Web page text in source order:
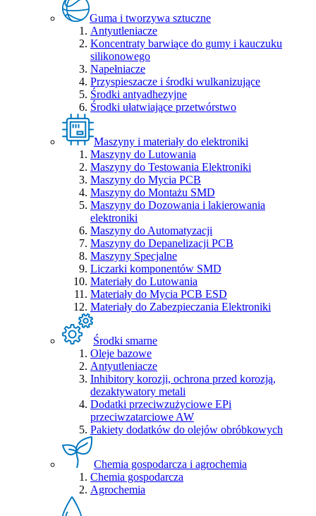
Guma i tworzywa sztuczne
Antyutleniacze
Koncentraty barwiące do gumy i kauczuku
silikonowego
Napełniacze
Przyspieszacze i środki wulkanizujące
Środki antyadhezyjne
Środki ułatwiające przetwórstwo
Maszyny i materiały do elektroniki
Maszyny do Lutowania
Maszyny do Testowania Elektroniki
Maszyny do Mycia PCB
Maszyny do Montażu SMD
Maszyny do Dozowania i lakierowania
elektroniki
Maszyny do Automatyzacji
Maszyny do Depanelizacji PCB
Maszyny Specjalne
Liczarki komponentów SMD
Materiały do Lutowania
Materiały do Mycia PCB ESD
Materiały do Zabezpieczania Elektroniki
Środki smarne
Oleje bazowe
Antyutleniacze
Inhibitory korozji, ochrona przed korozją,
dezaktywatory metali
Dodatki przeciwzużyciowe EPi
przeciwzatarciowe AW
Pakiety dodatków do olejów obróbkowych
Chemia gospodarcza i agrochemia
Chemia gospodarcza
Agrochemia